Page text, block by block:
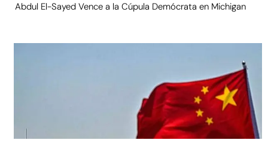
Abdul El-Sayed Vence a la Cúpula Demócrata en Michigan